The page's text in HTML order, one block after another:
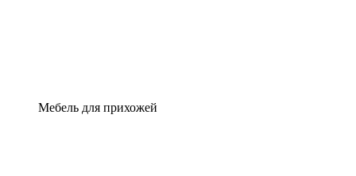
Мебель для прихожей